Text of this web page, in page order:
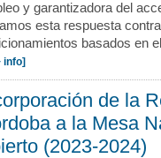
y garantizadora del
esta respuesta
basados en
info]
de la
a la Mesa
(2023-2024)